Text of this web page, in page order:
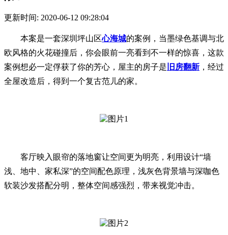
更新时间: 2020-06-12 09:28:04
本案是一套深圳坪山区心海城的案例， 当墨绿色基调与北
欧风格的火花碰撞后，你会眼前一亮看到不一样的惊喜，这款
案例想必一定俘获了你的芳心，屋主的房子是 旧房翻新 ，经过
全屋改造后，得到一个复古范儿的家。
客厅映入眼帘的落地窗让空间更为明亮，利用设计“墙
浅、地中、家私深”的空间配色原理，浅灰色背景墙与深咖色
软装沙发搭配分明，整体空间感强烈，带来视觉冲击。